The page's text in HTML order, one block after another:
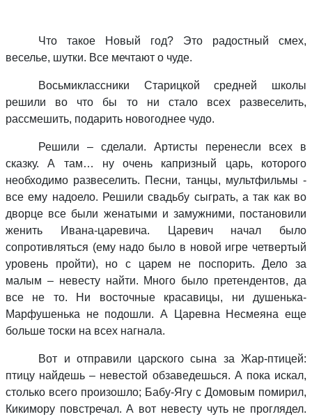
Что такое Новый год? Это радостный смех,
веселье, шутки. Все мечтают о чуде.
Восьмиклассники Старицкой средней школы
решили во что бы то ни стало всех развеселить,
рассмешить, подарить новогоднее чудо.
Решили – сделали. Артисты перенесли всех в
сказку. А там… ну очень капризный царь, которого
необходимо развеселить. Песни, танцы, мультфильмы -
все ему надоело. Решили свадьбу сыграть, а так как во
дворце все были женатыми и замужними, постановили
женить Ивана-царевича. Царевич начал было
сопротивляться (ему надо было в новой игре четвертый
уровень пройти), но с царем не поспорить. Дело за
малым – невесту найти. Много было претендентов, да
все не то. Ни восточные красавицы, ни душенька-
Марфушенька не подошли. А Царевна Несмеяна еще
больше тоски на всех нагнала.
Вот и отправили царского сына за Жар-птицей:
птицу найдешь – невестой обзаведешься. А пока искал,
столько всего произошло; Бабу-Ягу с Домовым помирил,
Кикимору повстречал. А вот невесту чуть не проглядел.